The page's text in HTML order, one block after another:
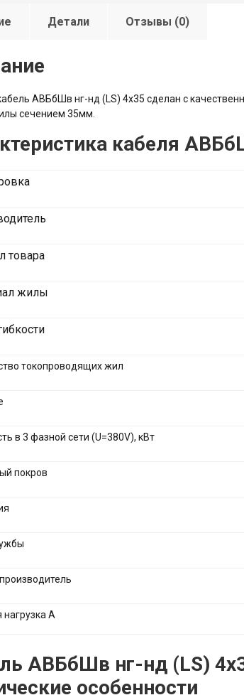
Детали Отзывы (0)
АВБбШв нг-нд (LS) 4х35 сделан с
сечением 35мм.
кабеля
товара
жилы
токопроводящих жил
в 3 фазной сети (U=380V), кВт
покров
нагрузка А
АВБбШв нг-нд (LS)
особенности